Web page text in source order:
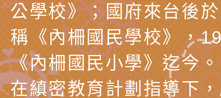
告
宣導影像素材
宣導影片」宣導短片
載網址：
https://reurl.cc/
轉知本市特殊教育學
行為問題支持資源中
「桃園市114學年度
函轉農業部酪農產業
乳相關宣導推廣圖卡
檢送桃園市政府LED
公學校》；國府來台後
稱《內柵國民學校》，
《內柵國民小學》迄今。
在縝密教育計劃指導下